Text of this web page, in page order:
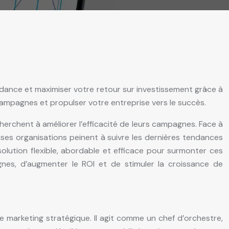
et maximiser votre retour sur investissement grâce à
et propulser votre entreprise vers le succès.
à améliorer l’efficacité de leurs campagnes. Face à
organisations peinent à suivre les dernières tendances
flexible, abordable et efficace pour surmonter ces
d’augmenter le ROI et de stimuler la croissance de
stratégique. Il agit comme un chef d’orchestre,